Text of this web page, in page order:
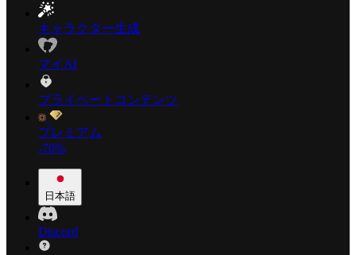
キャラクター生成
マイAI
プライベートコンテンツ
プレミアム
-70%
日本語
Discord